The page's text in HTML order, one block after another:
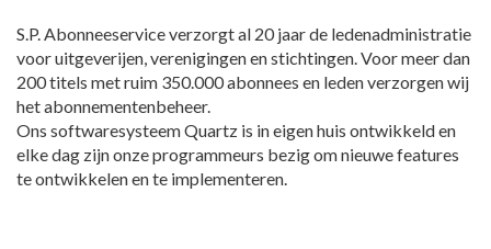
S.P. Abonneeservice verzorgt al 20 jaar de ledenadministratie
voor uitgeverijen, verenigingen en stichtingen. Voor meer dan
200 titels met ruim 350.000 abonnees en leden verzorgen wij
het abonnementenbeheer.
Ons softwaresysteem Quartz is in eigen huis ontwikkeld en
elke dag zijn onze programmeurs bezig om nieuwe features
te ontwikkelen en te implementeren.